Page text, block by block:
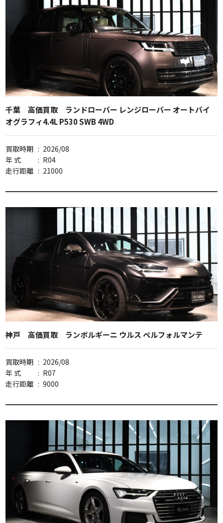
千葉 高価買取 ランドローバー レンジローバー オートバイ
オグラフィ4.4L P530 SWB 4WD
買取時期 : 2026/08
年 式
: R04
走行距離 : 21000
神戸 高価買取 ランボルギーニ ウルス ペルフォルマンテ
買取時期 : 2026/08
年 式
: R07
走行距離 : 9000